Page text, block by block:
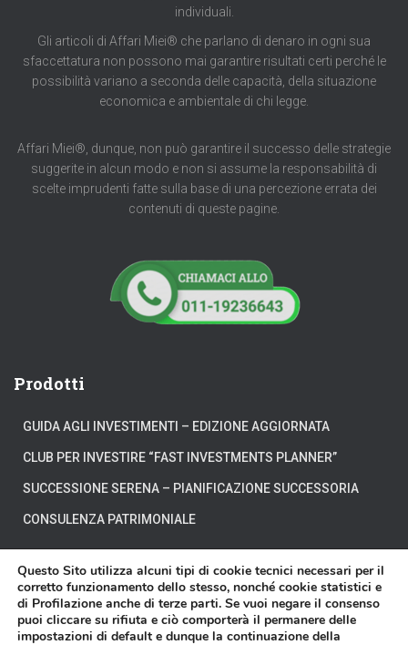
individuali.
Gli articoli di Affari Miei® che parlano di denaro in ogni sua
sfaccettatura non possono mai garantire risultati certi perché le
possibilità variano a seconda delle capacità, della situazione
economica e ambientale di chi legge.
Affari Miei®, dunque, non può garantire il successo delle strategie
suggerite in alcun modo e non si assume la responsabilità di
scelte imprudenti fatte sulla base di una percezione errata dei
contenuti di queste pagine.
Prodotti
GUIDA AGLI INVESTIMENTI – EDIZIONE AGGIORNATA
CLUB PER INVESTIRE “FAST INVESTMENTS PLANNER”
SUCCESSIONE SERENA – PIANIFICAZIONE SUCCESSORIA
CONSULENZA PATRIMONIALE
CHI SIAMO DOVE SIAMO DICONO DI NOI
Questo Sito utilizza alcuni tipi di cookie tecnici necessari per il
corretto funzionamento dello stesso, nonché cookie statistici e
di Profilazione anche di terze parti. Se vuoi negare il consenso
puoi cliccare su rifiuta e ciò comporterà il permanere delle
impostazioni di default e dunque la continuazione della